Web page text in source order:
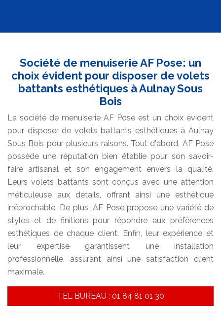
Société de menuiserie AF Pose: un
choix évident pour disposer de volets
battants esthétiques à Aulnay Sous
Bois
La société de menuiserie AF Pose est un choix évident
pour disposer de volets battants esthétiques à Aulnay
Sous Bois pour plusieurs raisons. Tout d'abord, AF Pose
possède une réputation bien établie pour son savoir-
faire artisanal et son engagement envers la qualité.
Leurs volets battants sont conçus avec une attention
méticuleuse aux détails, offrant ainsi une esthétique
irréprochable. De plus, AF Pose propose une variété de
styles et de finitions pour répondre aux préférences
esthétiques de chaque client. Enfin, leur expérience et
leur expertise garantissent une installation
professionnelle, assurant ainsi une satisfaction client
maximale.
TEL BUREAU : 01 84 81 01 30